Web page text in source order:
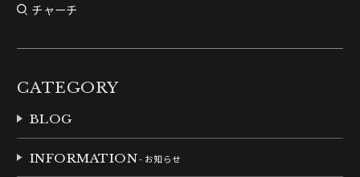
チャーチ
CATEGORY
BLOG
INFORMATION- お知らせ